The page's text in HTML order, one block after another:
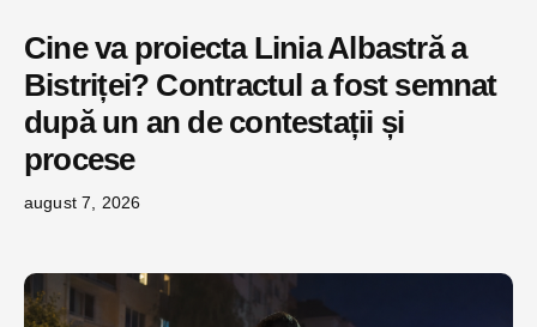
Cine va proiecta Linia Albastră a
Bistriței? Contractul a fost semnat
după un an de contestații și
procese
august 7, 2026